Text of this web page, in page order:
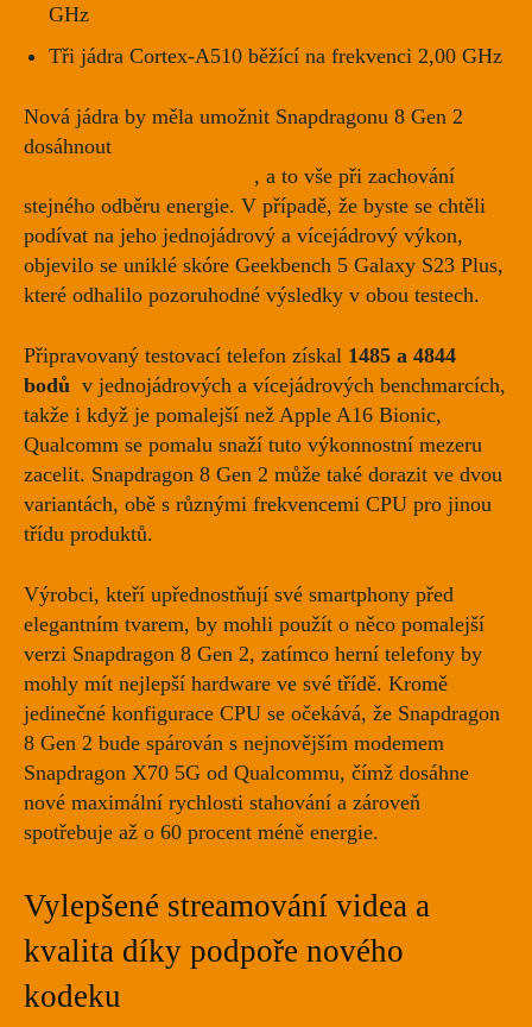
GHz
Tři jádra Cortex-A510 běžící na frekvenci 2,00 GHz
Nová jádra by měla umožnit Snapdragonu 8 Gen 2
dosáhnout
, a to vše při zachování
stejného odběru energie. V případě, že byste se chtěli
podívat na jeho jednojádrový a vícejádrový výkon,
objevilo se uniklé skóre Geekbench 5 Galaxy S23 Plus,
které odhalilo pozoruhodné výsledky v obou testech.
Připravovaný testovací telefon získal 1485 a 4844
bodů v jednojádrových a vícejádrových benchmarcích,
takže i když je pomalejší než Apple A16 Bionic,
Qualcomm se pomalu snaží tuto výkonnostní mezeru
zacelit. Snapdragon 8 Gen 2 může také dorazit ve dvou
variantách, obě s různými frekvencemi CPU pro jinou
třídu produktů.
Výrobci, kteří upřednostňují své smartphony před
elegantním tvarem, by mohli použít o něco pomalejší
verzi Snapdragon 8 Gen 2, zatímco herní telefony by
mohly mít nejlepší hardware ve své třídě. Kromě
jedinečné konfigurace CPU se očekává, že Snapdragon
8 Gen 2 bude spárován s nejnovějším modemem
Snapdragon X70 5G od Qualcommu, čímž dosáhne
nové maximální rychlosti stahování a zároveň
spotřebuje až o 60 procent méně energie.
Vylepšené streamování videa a
kvalita díky podpoře nového
kodeku